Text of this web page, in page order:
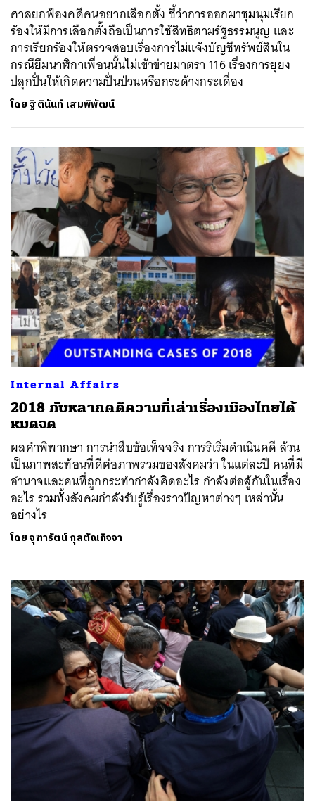
ศาลยกฟ้องคดีคนอยากเลือกตั้ง ชี้ว่าการออกมาชุมนุมเรียก
ร้องให้มีการเลือกตั้งถือเป็นการใช้สิทธิตามรัฐธรรมนูญ และ
การเรียกร้องให้ตรวจสอบเรื่องการไม่แจ้งบัญชีทรัพย์สินใน
กรณียืมนาฬิกาเพื่อนนั้นไม่เข้าข่ายมาตรา 116 เรื่องการยุยง
ปลุกปั่นให้เกิดความปั่นป่วนหรือกระด้างกระเดื่อง
โดยฐิตินันท์ เสมพิพัฒน์
Internal Affairs
2018 กับหลากคดีความที่เล่าเรื่องเมืองไทยได้
หมดจด
ผลคำพิพากษา การนำสืบข้อเท็จจริง การริเริ่มดำเนินคดี ล้วน
เป็นภาพสะท้อนที่ดีต่อภาพรวมของสังคมว่า ในแต่ละปี คนที่มี
อำนาจและคนที่ถูกกระทำกำลังคิดอะไร กำลังต่อสู้กันในเรื่อง
อะไร รวมทั้งสังคมกำลังรับรู้เรื่องราวปัญหาต่างๆ เหล่านั้น
อย่างไร
โดยจุฑารัตน์ กุลตัณกิจจา
ค้นหา
SHARE TWEET LINE EMAIL